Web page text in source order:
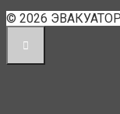
© 2026